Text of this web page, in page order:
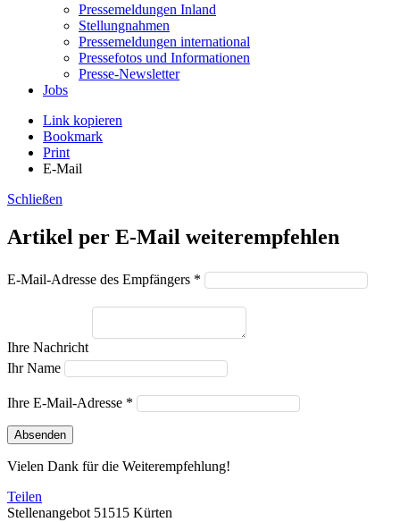
Pressemeldungen Inland
Stellungnahmen
Pressemeldungen international
Pressefotos und Informationen
Presse-Newsletter
Jobs
Link kopieren
Bookmark
Print
E-Mail
Schließen
Artikel per E-Mail weiterempfehlen
E-Mail-Adresse des Empfängers *
Ihre Nachricht
Ihr Name
Ihre E-Mail-Adresse *
Absenden
Vielen Dank für die Weiterempfehlung!
Teilen
Stellenangebot 51515 Kürten